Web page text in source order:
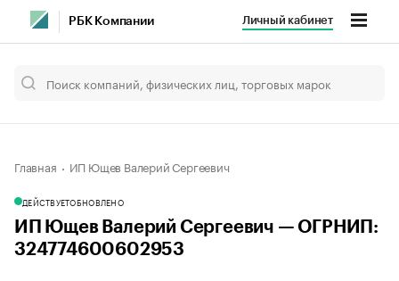
РБК Компании Личный кабинет
Главная ИП Ющев Валерий Сергеевич
ДЕЙСТВУЕТОБНОВЛЕНО
ИП Ющев Валерий Сергеевич — ОГРНИП:
324774600602953